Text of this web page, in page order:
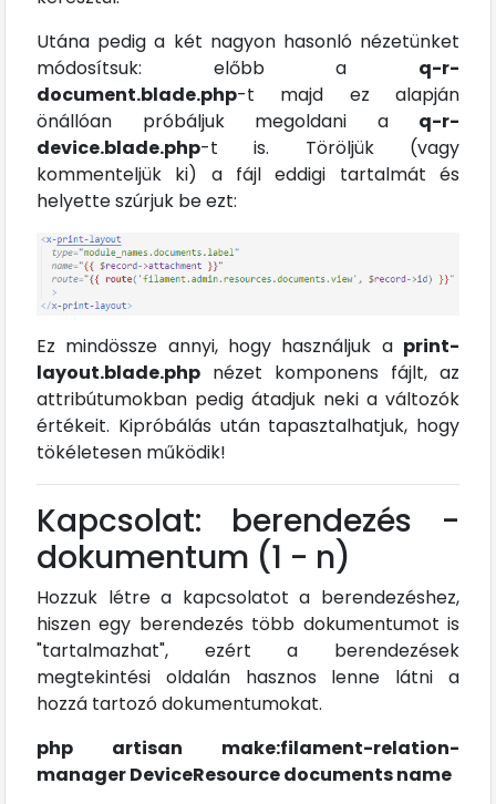
Utána pedig a két nagyon hasonló nézetünket
módosítsuk: előbb a q-r-
document.blade.php-t majd ez alapján
önállóan próbáljuk megoldani a q-r-
device.blade.php-t is. Töröljük (vagy
kommenteljük ki) a fájl eddigi tartalmát és
helyette szúrjuk be ezt:
Ez mindössze annyi, hogy használjuk a print-
layout.blade.php nézet komponens fájlt, az
attribútumokban pedig átadjuk neki a változók
értékeit. Kipróbálás után tapasztalhatjuk, hogy
tökéletesen működik!
Kapcsolat: berendezés -
dokumentum (1 - n)
Hozzuk létre a kapcsolatot a berendezéshez,
hiszen egy berendezés több dokumentumot is
"tartalmazhat", ezért a berendezések
megtekintési oldalán hasznos lenne látni a
hozzá tartozó dokumentumokat.
php artisan make:filament-relation-
manager DeviceResource documents name